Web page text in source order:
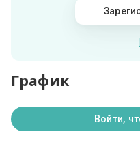
График
Войти,